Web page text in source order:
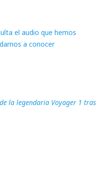
el audio que hemos
a conocer
la legendaria Voyager 1 tras